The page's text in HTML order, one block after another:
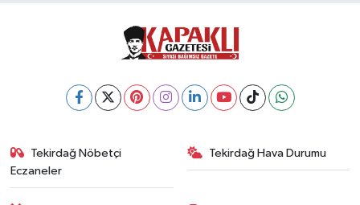
Tekirdağ Nöbetçi
Eczaneler
Tekirdağ Hava Durumu